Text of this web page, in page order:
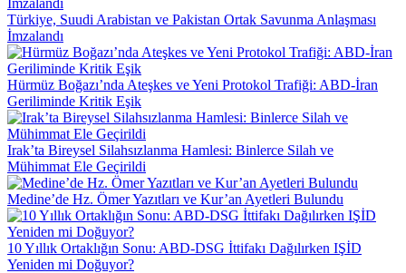
Türkiye, Suudi Arabistan ve Pakistan Ortak Savunma Anlaşması
İmzalandı
Hürmüz Boğazı’nda Ateşkes ve Yeni Protokol Trafiği: ABD-İran
Geriliminde Kritik Eşik
Irak’ta Bireysel Silahsızlanma Hamlesi: Binlerce Silah ve
Mühimmat Ele Geçirildi
Medine’de Hz. Ömer Yazıtları ve Kur’an Ayetleri Bulundu
10 Yıllık Ortaklığın Sonu: ABD-DSG İttifakı Dağılırken IŞİD
Yeniden mi Doğuyor?